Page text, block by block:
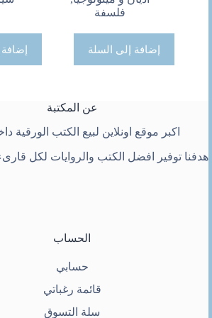
هو:
هو:
فلسفة
إضافة إلى السلة
عن المكتبة
اكبر موقع اونلاين لبيع الكتب الورقية
هدفنا توفير افضل الكتب والروايات لكل
الحساب
حسابي
قائمة رغباتي
سلة التسوق